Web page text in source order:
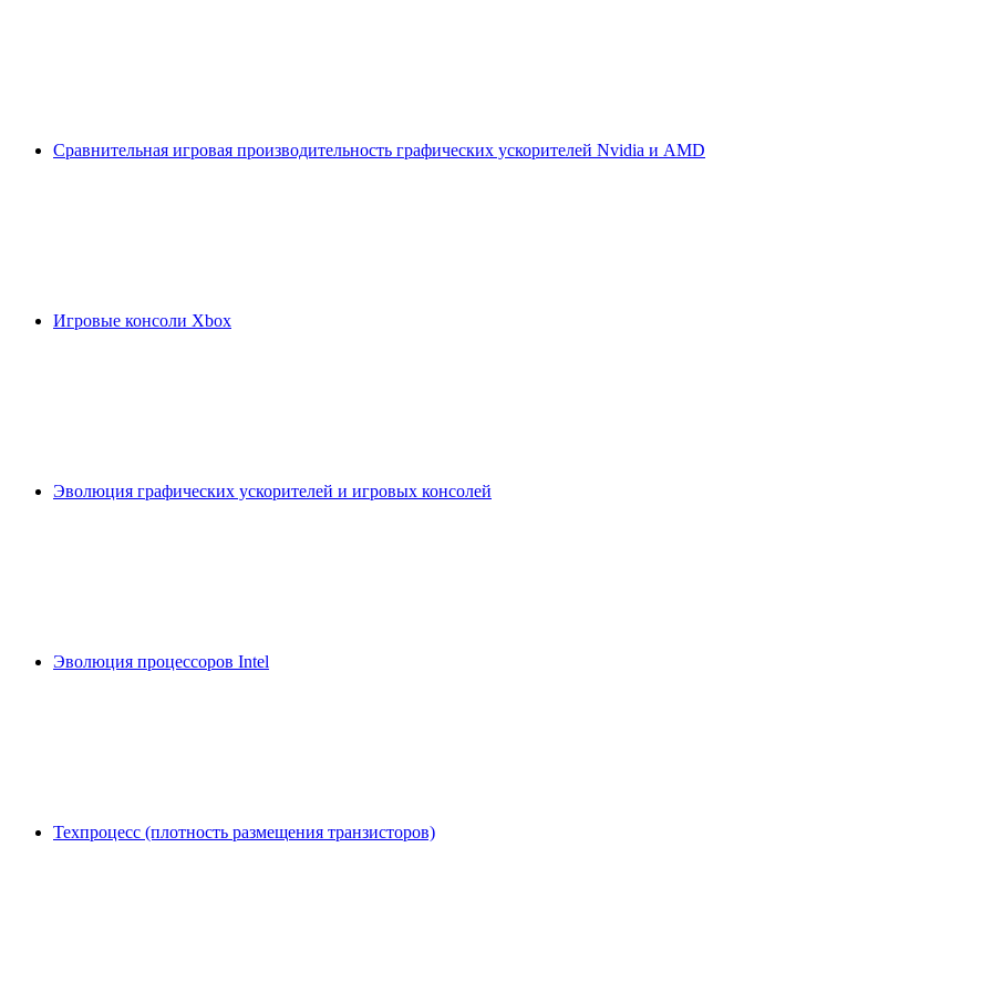
Сравнительная игровая производительность графических ускорителей Nvidia и AMD
Игровые консоли Xbox
Эволюция графических ускорителей и игровых консолей
Эволюция процессоров Intel
Техпроцесс (плотность размещения транзисторов)